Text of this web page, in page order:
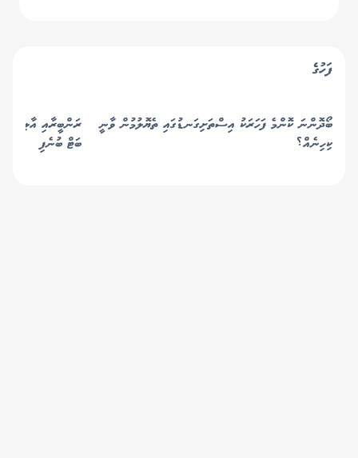
ފަހުގެ
ބޯދޮންނަ ކޮންމެ ފަހަރަކު އިސްތަށިގަނޑުގައި ތެޔޮލުމުން ވާނީ
ކިހިނެއް؟
ރަންބީރާއި
ބަޓް ބުނެފި